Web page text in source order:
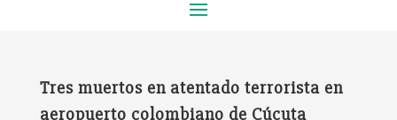
Tres muertos en atentado terrorista en
aeropuerto colombiano de Cúcuta